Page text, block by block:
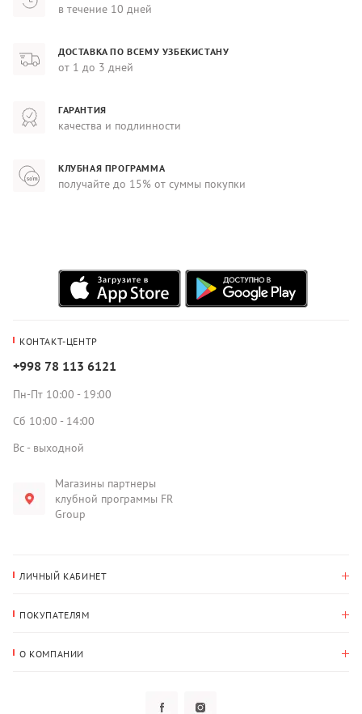
в течение 10 дней
ДОСТАВКА ПО ВСЕМУ УЗБЕКИСТАНУ
от 1 до 3 дней
ГАРАНТИЯ
качества и подлинности
КЛУБНАЯ ПРОГРАММА
получайте до 15% от суммы покупки
КОНТАКТ-ЦЕНТР
+998 78 113 6121
Пн-Пт 10:00 - 19:00
Сб 10:00 - 14:00
Вс - выходной
Магазины партнеры
клубной программы FR
Group
ЛИЧНЫЙ КАБИНЕТ
Адрес для доставки
ПОКУПАТЕЛЯМ
О КОМПАНИИ
Политика конфиденциальности